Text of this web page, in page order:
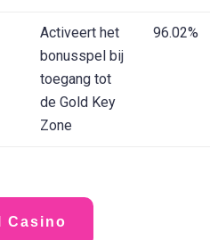
Activeert het
bonusspel bij
toegang tot
de Gold Key
Zone
96.02%
Casino